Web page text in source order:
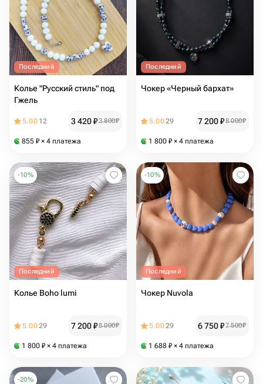
Последний
Колье "Русский стиль" под
Гжель
5.00 12 3 420₽3 800₽
855 ₽ × 4 платежа
Последний
Чокер «Черный бархат»
5.0029 7 200₽8 000₽
1 800 ₽ × 4 платежа
-10%
Последний
Колье Boho lumi
5.0029 7 200₽8 000₽
1 800 ₽ × 4 платежа
-10%
Последний
Чокер Nuvola
5.0029 6 750₽7 500₽
1 688 ₽ × 4 платежа
-20%